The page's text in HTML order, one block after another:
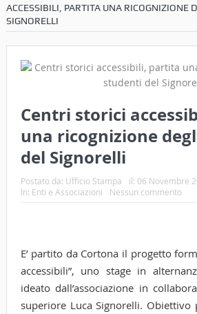
ACCESSIBILI, PARTITA UNA RICOGNIZIONE
SIGNORELLI
Centri storici
una ricognizione
del Signorelli
Postato da: Ufficio Stampa il: 06 Novembre
In: Enti e Associazioni Nessun commento
E’ partito da Cortona il progetto
accessibili”, uno stage in
ideato dall’associazione in
superiore Luca Signorelli. Obiettivo